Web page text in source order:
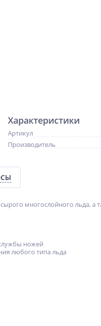
Характеристики
Артикул
Производитель
многослойного льда, а
ножей
любого типа льда